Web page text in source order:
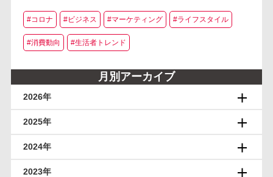
#コロナ #ビジネス #マーケティング #ライフスタイル
#消費動向 #生活者トレンド
月別アーカイブ
2026年
2025年
2024年
2023年